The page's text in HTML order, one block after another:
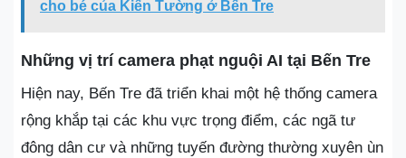
cho bé của Kiến Tường ở Bến Tre
Những vị trí camera phạt nguội AI tại Bến Tre
Hiện nay, Bến Tre đã triển khai một hệ thống camera
rộng khắp tại các khu vực trọng điểm, các ngã tư
đông dân cư và những tuyến đường thường xuyên ùn